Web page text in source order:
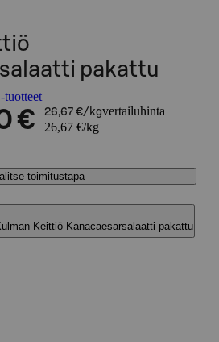
pakattu
€ 26,67 €/kgvertailuhinta
26,67 €/kg
toimitustapa
Keittiö Kanacaesarsalaatti pakattu